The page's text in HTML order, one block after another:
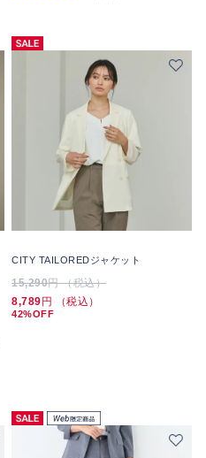
CITY TAILOREDジャケット
15,290円 （税込）
8,789円 （税込）
42%OFF